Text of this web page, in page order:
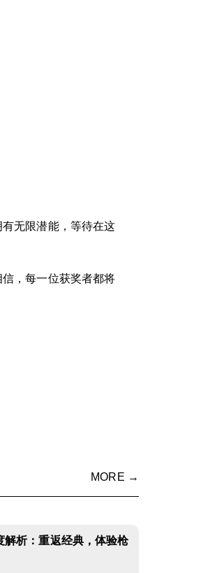
无限潜能，等待在这
，每一位获奖者都将
MORE →
解析：重返经典，体验枪